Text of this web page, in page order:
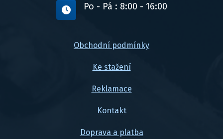
Po - Pá : 8:00 - 16:00
Obchodní podmínky
Ke stažení
Reklamace
Kontakt
Doprava a platba